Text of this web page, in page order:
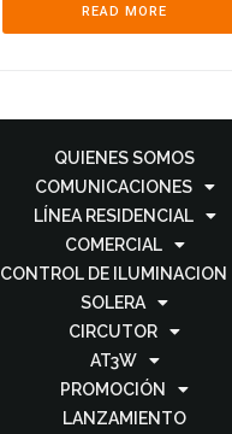
READ MORE
QUIENES SOMOS
COMUNICACIONES
LÍNEA RESIDENCIAL
COMERCIAL
CONTROL DE ILUMINACION
SOLERA
CIRCUTOR
AT3W
PROMOCIÓN
LANZAMIENTO